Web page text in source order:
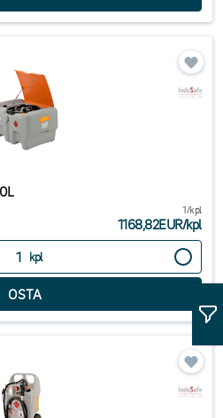
1/kpl
1168,82EUR/kpl
kpl